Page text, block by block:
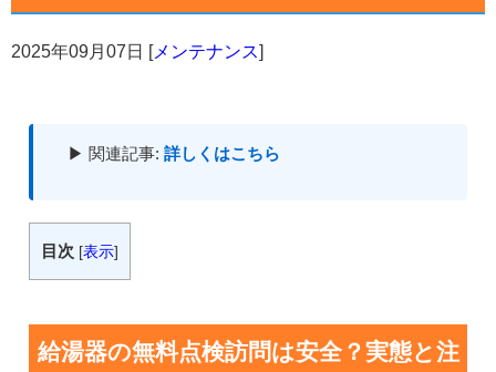
2025年09月07日 メンテナンス
▶ 関連記事: 詳しくはこちら
目次 [表示]
給湯器の無料点検訪問は安全？実態と注